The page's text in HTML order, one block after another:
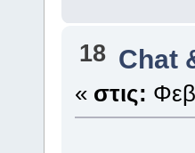
18 Chat
« στις: